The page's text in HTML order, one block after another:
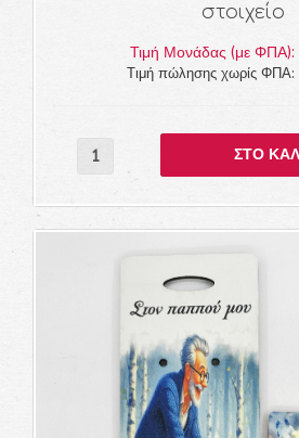
στοιχείο
Τιμή Μονάδας (με ΦΠΑ):
Τιμή πώλησης χωρίς ΦΠΑ: